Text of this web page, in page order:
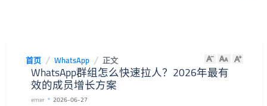
首页 WhatsApp 正文
WhatsApp群组怎么快速拉人？2026年最有
效的成员增长方案
emer 2026-06-27